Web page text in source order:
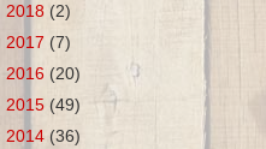
2018 (2)
2017 (7)
2016 (20)
2015 (49)
2014 (36)